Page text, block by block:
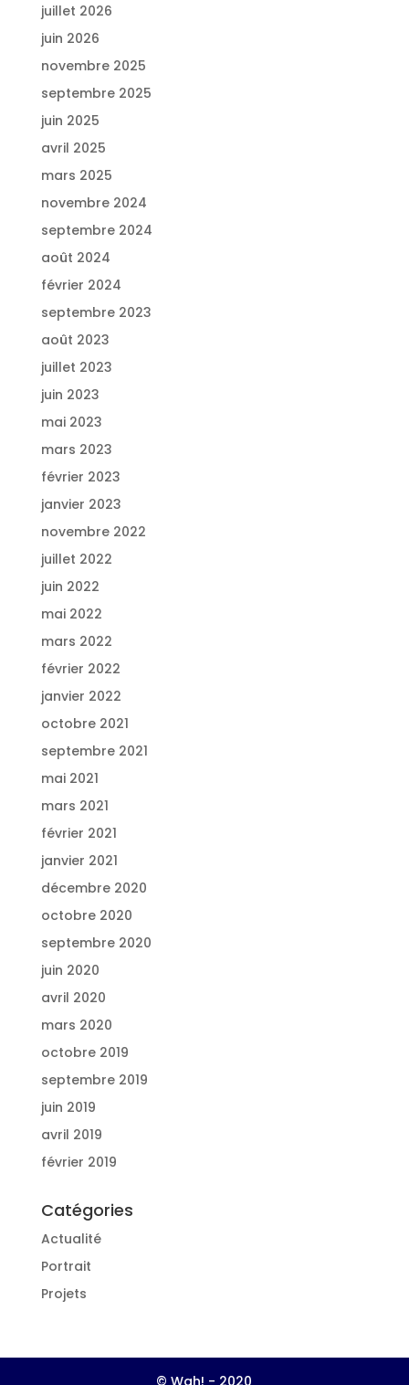
juillet 2026
juin 2026
novembre 2025
septembre 2025
juin 2025
avril 2025
mars 2025
novembre 2024
septembre 2024
août 2024
février 2024
septembre 2023
août 2023
juillet 2023
juin 2023
mai 2023
mars 2023
février 2023
janvier 2023
novembre 2022
juillet 2022
juin 2022
mai 2022
mars 2022
février 2022
janvier 2022
octobre 2021
septembre 2021
mai 2021
mars 2021
février 2021
janvier 2021
décembre 2020
octobre 2020
septembre 2020
juin 2020
avril 2020
mars 2020
octobre 2019
septembre 2019
juin 2019
avril 2019
février 2019
Catégories
Actualité
Portrait
Projets
© Wah! - 2020